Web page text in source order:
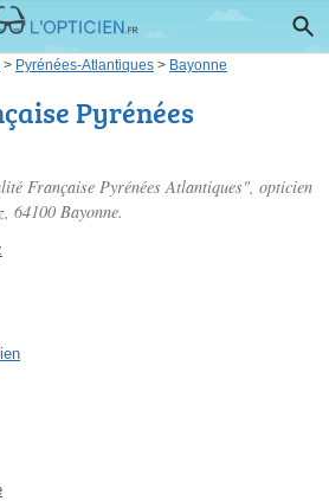
> Pyrénées-Atlantiques > Bayonne
Pyrénées
Française Pyrénées Atlantiques", opticien
, 64100 Bayonne.